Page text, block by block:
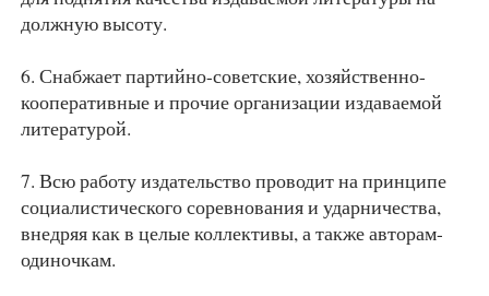
должную высоту.
6. Снабжает партийно-советские, хозяйственно-
кооперативные и прочие организации издаваемой
литературой.
7. Всю работу издательство проводит на принципе
социалистического соревнования и ударничества,
внедряя как в целые коллективы, а также авторам-
одиночкам.